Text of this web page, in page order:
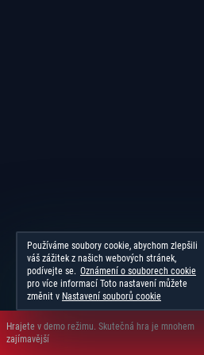
Hrajete v demo režimu. Skutečná hra je mnohem
zajímavější
Používáme soubory cookie, abychom zlepšili
váš zážitek z našich webových stránek,
podívejte se. Oznámení o souborech cookie
pro více informací Toto nastavení můžete
změnit v Nastavení souborů cookie